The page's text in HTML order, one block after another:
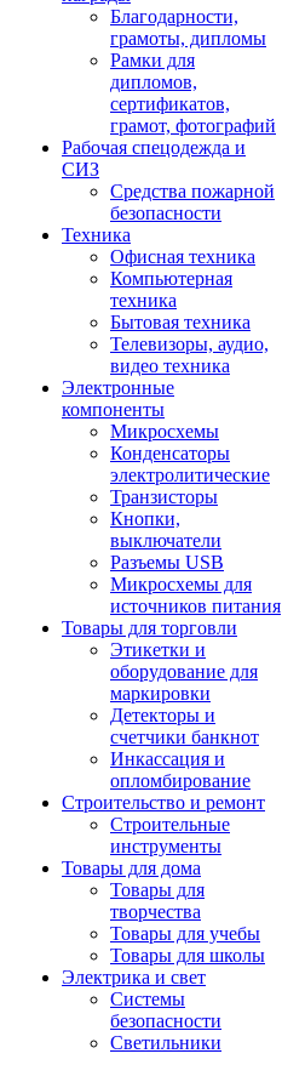
Благодарности,
грамоты, дипломы
Рамки для
дипломов,
сертификатов,
грамот, фотографий
Рабочая спецодежда и
СИЗ
Средства пожарной
безопасности
Техника
Офисная техника
Компьютерная
техника
Бытовая техника
Телевизоры, аудио,
видео техника
Электронные
компоненты
Микросхемы
Конденсаторы
электролитические
Транзисторы
Кнопки,
выключатели
Разъемы USB
Микросхемы для
источников питания
Товары для торговли
Этикетки и
оборудование для
маркировки
Детекторы и
счетчики банкнот
Инкассация и
опломбирование
Строительство и ремонт
Строительные
инструменты
Товары для дома
Товары для
творчества
Товары для учебы
Товары для школы
Электрика и свет
Системы
безопасности
Светильники